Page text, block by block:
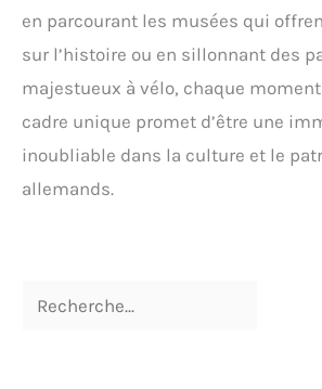
en parcourant les musées qui
sur l’histoire ou en sillonnant des
majestueux à vélo, chaque
cadre unique promet d’être une
inoubliable dans la culture et le
allemands.